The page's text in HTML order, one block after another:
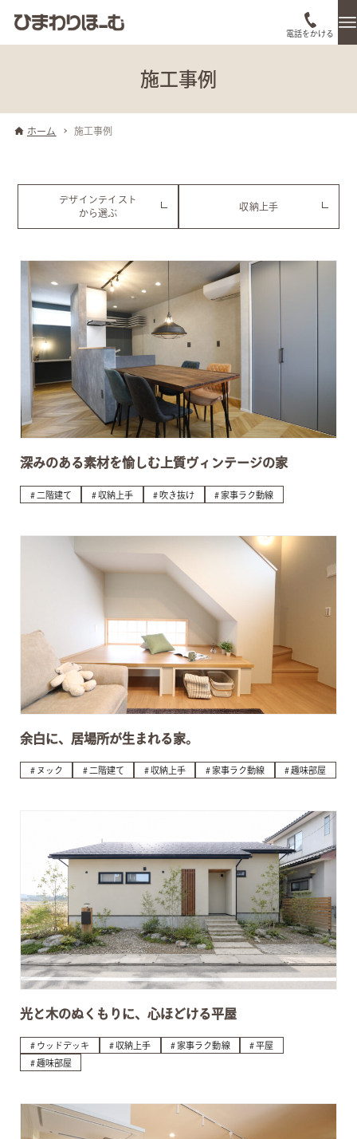
電話をかける
施工事例
ホーム 施工事例
デザインテイスト
から選ぶ
収納上手
深みのある素材を愉しむ上質ヴィンテージの家
二階建て 収納上手 吹き抜け 家事ラク動線
余白に、居場所が生まれる家。
ヌック 二階建て 収納上手 家事ラク動線 趣味部屋
光と木のぬくもりに、心ほどける平屋
ウッドデッキ 収納上手 家事ラク動線
平屋
趣味部屋